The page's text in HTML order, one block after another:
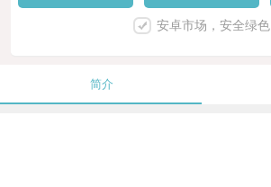
安卓市场，安全绿色
简介